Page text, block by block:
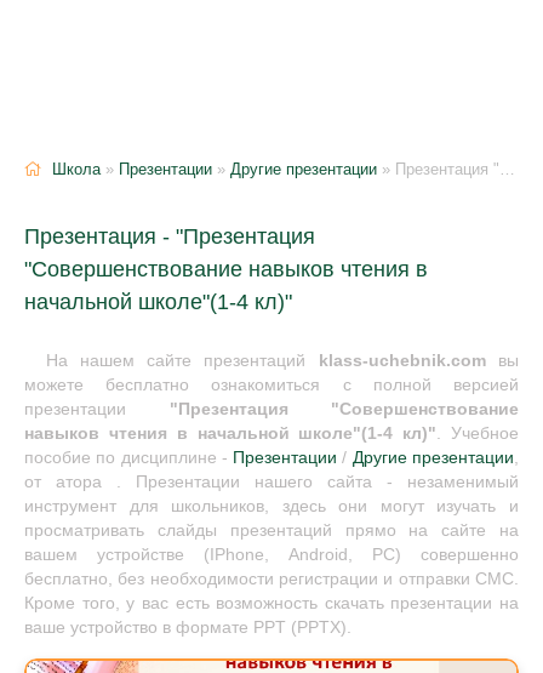
Школа» Презентации » Другие презентации » Презентация "Совершенствование навыков чтения в начальной школе"(1-4 кл)
Презентация - "Презентация
"Совершенствование навыков чтения в
начальной школе"(1-4 кл)"
На нашем сайте презентаций klass-uchebnik.comвы
можете бесплатно ознакомиться с полной версией
презентации "Презентация "Совершенствование
навыков чтения в начальной школе"(1-4 кл)". Учебное
пособие по дисциплине - Презентации / Другие презентации,
от атора . Презентации нашего сайта - незаменимый
инструмент для школьников, здесь они могут изучать и
просматривать слайды презентаций прямо на сайте на
вашем устройстве (IPhone, Android, PC) совершенно
бесплатно, без необходимости регистрации и отправки СМС.
Кроме того, у вас есть возможность скачать презентации на
ваше устройство в формате PPT (PPTX).